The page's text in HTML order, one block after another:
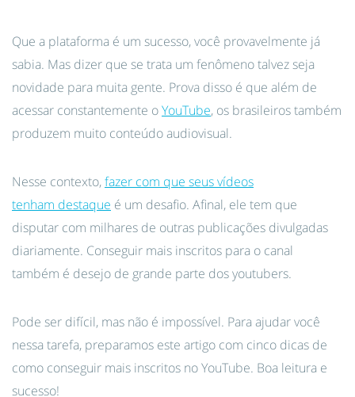
Que a plataforma é um sucesso, você provavelmente já
sabia. Mas dizer que se trata um fenômeno talvez seja
novidade para muita gente. Prova disso é que além de
acessar constantemente oYouTube, os brasileiros também
produzem muito conteúdo audiovisual.
Nesse contexto,fazer com que seus vídeos
tenham destaque é um desafio. Afinal, ele tem que
disputar com milhares de outras publicações divulgadas
diariamente. Conseguir mais inscritos para o canal
também é desejo de grande parte dos youtubers.
Pode ser difícil, mas não é impossível. Para ajudar você
nessa tarefa, preparamos este artigo com cinco dicas de
como conseguir mais inscritos no YouTube. Boa leitura e
sucesso!